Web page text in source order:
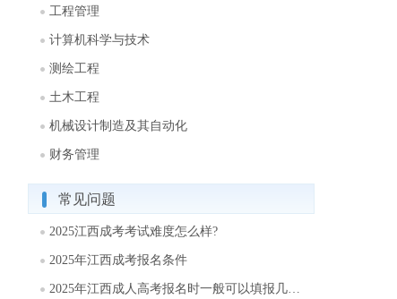
工程管理
计算机科学与技术
测绘工程
土木工程
机械设计制造及其自动化
财务管理
常见问题
2025江西成考考试难度怎么样?
2025年江西成考报名条件
2025年江西成人高考报名时一般可以填报几个志愿?